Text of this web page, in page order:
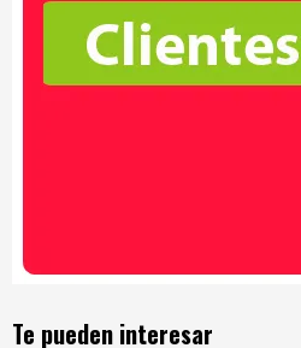
Te pueden interesar